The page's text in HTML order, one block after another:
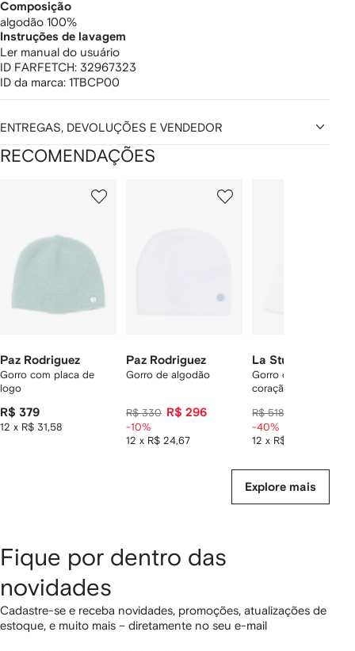
Composição
algodão 100%
Instruções de lavagem
Ler manual do usuário
ID FARFETCH: 32967323
ID da marca: 1TBCP00
ENTREGAS, DEVOLUÇÕES E VENDEDOR
RECOMENDAÇÕES
Paz Rodriguez
Gorro com placa de
logo
R$ 379
12 x R$ 31,58
Paz Rodriguez
Gorro de algodão
R$ 330 R$ 296
12 x R$ 24,67
-10%
La Stupenderia
Gorro com motivo de
coração
R$ 518
12 x R$ 25,92
-40%
Explore mais
Fique por dentro das
novidades
Cadastre-se e receba novidades, promoções, atualizações de
estoque, e muito mais – diretamente no seu e-mail